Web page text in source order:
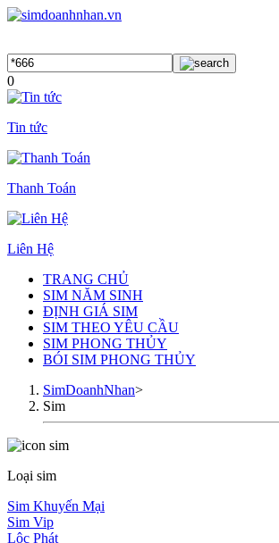
0
Tin tức
Thanh Toán
Liên Hệ
TRANG CHỦ
SIM NĂM SINH
ĐỊNH GIÁ SIM
SIM THEO YÊU CẦU
SIM PHONG THỦY
BÓI SIM PHONG THỦY
SimDoanhNhan>
Sim
Loại sim
Sim Khuyến Mại
Sim Vip
Lộc Phát